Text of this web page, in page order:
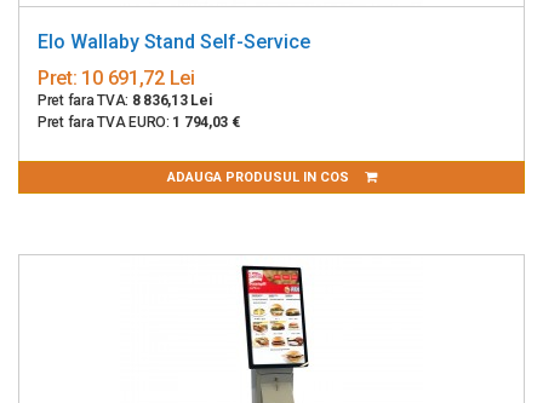
Elo Wallaby Stand Self-Service
Pret: 10 691,72 Lei
Pret fara TVA: 8 836,13 Lei
Pret fara TVA EURO: 1 794,03 €
ADAUGA PRODUSUL IN COS